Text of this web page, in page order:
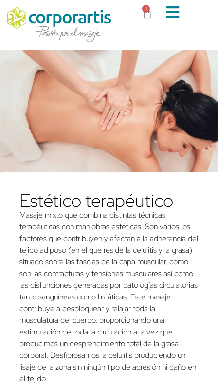
0
Estético terapéutico
Masaje mixto que combina distintas técnicas
terapéuticas con maniobras estéticas. Son varios los
factores que contribuyen y afectan a la adherencia del
tejido adiposo (en el que reside la celulitis y la grasa)
situado sobre las fascias de la capa muscular, como
son las contracturas y tensiones musculares así como
las disfunciones generadas por patologías circulatorias
tanto sanguíneas como linfáticas. Este masaje
contribuye a desbloquear y relajar toda la
musculatura del cuerpo, proporcionando una
estimulación de toda la circulación a la vez que
producimos un desprendimiento total de la grasa
corporal. Desfibrosamos la celulitis produciendo un
lisaje de la zona sin ningún tipo de agresión ni daño en
el tejido.